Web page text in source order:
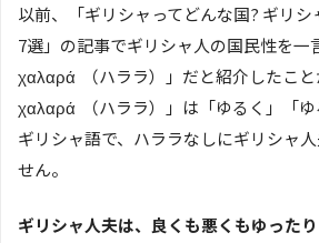
以前、「ギリシャってどんな国? ギリ
7選」の記事でギリシャ人の国民性を一
χαλαρά （ハララ）」だと紹介したこ
χαλαρά （ハララ）」は「ゆるく」「
ギリシャ語で、ハララなしにギリシャ
せん。
ギリシャ人夫は、良くも悪くもゆった